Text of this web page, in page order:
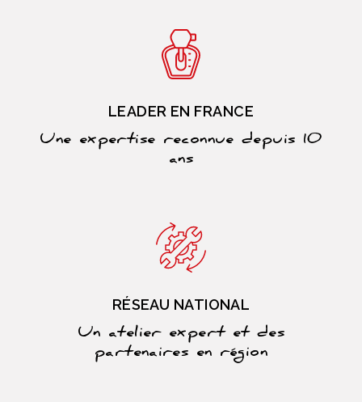
LEADER EN FRANCE
Une expertise reconnue depuis 10
ans
RÉSEAU NATIONAL
Un atelier expert et des
partenaires en région